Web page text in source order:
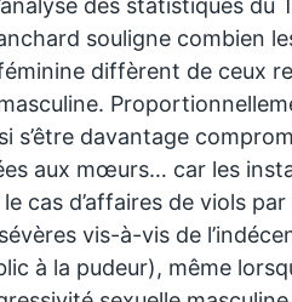
souligne combien
diffèrent de ceux
s’être davantage
aux mœurs… car les
cas d’affaires de viols
vis-à-vis de
à la pudeur), même